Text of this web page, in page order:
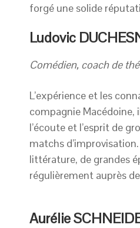
forgé une solide
Ludovic
Comédien, coach de
L’expérience et les
compagnie Macédoine,
l’écoute et l’esprit de
matchs
littérature, de grandes
régulièrement auprès
Aurélie